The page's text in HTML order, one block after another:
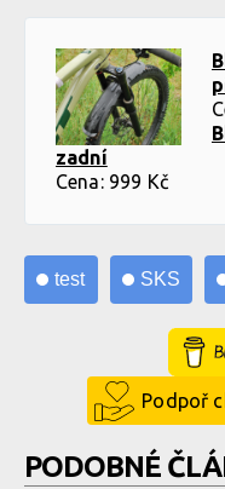
zadní
Cena: 999 Kč
test SKS
Podpoř
PODOBNÉ